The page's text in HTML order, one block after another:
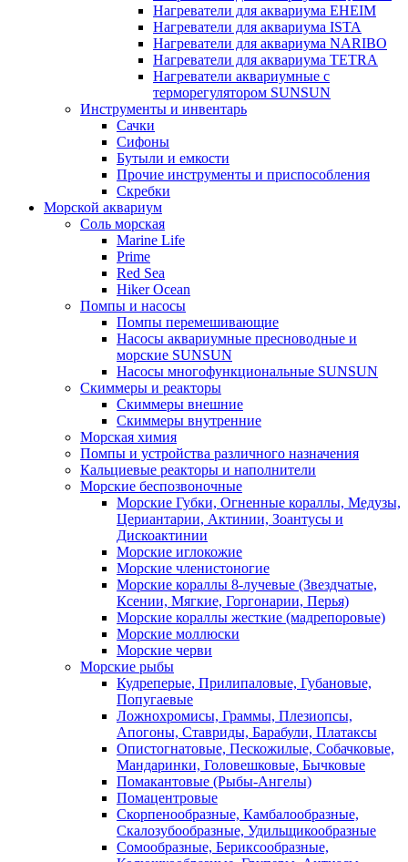
Нагреватели для аквариума EHEIM
Нагреватели для аквариума ISTA
Нагреватели для аквариума NARIBO
Нагреватели для аквариума TETRA
Нагреватели аквариумные с
терморегулятором SUNSUN
Инструменты и инвентарь
Сачки
Сифоны
Бутыли и емкости
Прочие инструменты и приспособления
Скребки
Морской аквариум
Соль морская
Marine Life
Prime
Red Sea
Hiker Ocean
Помпы и насосы
Помпы перемешивающие
Насосы аквариумные пресноводные и
морские SUNSUN
Насосы многофункциональные SUNSUN
Скиммеры и реакторы
Скиммеры внешние
Скиммеры внутренние
Морская химия
Помпы и устройства различного назначения
Кальциевые реакторы и наполнители
Морские беспозвоночные
Морские Губки, Огненные кораллы, Медузы,
Цериантарии, Актинии, Зоантусы и
Дискоактинии
Морские иглокожие
Морские членистоногие
Морские кораллы 8-лучевые (Звездчатые,
Ксении, Мягкие, Горгонарии, Перья)
Морские кораллы жесткие (мадрепоровые)
Морские моллюски
Морские черви
Морские рыбы
Кудреперые, Прилипаловые, Губановые,
Попугаевые
Ложнохромисы, Граммы, Плезиопсы,
Апогоны, Ставриды, Барабули, Платаксы
Опистогнатовые, Пескожилые, Собачковые,
Мандаринки, Головешковые, Бычковые
Помакантовые (Рыбы-Ангелы)
Помацентровые
Скорпенообразные, Камбалообразные,
Скалозубообразные, Удильщикообразные
Сомообразные, Бериксообразные,